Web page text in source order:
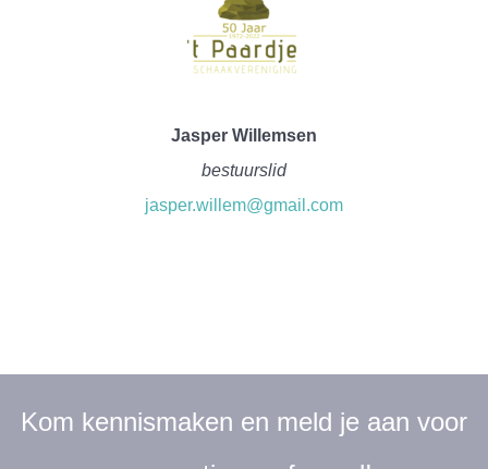
Jasper Willemsen
bestuurslid
jasper.willem@gmail.com
Kom kennismaken en meld je aan voor